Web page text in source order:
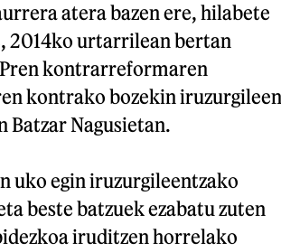
atera bazen ere, hilabete
2014ko urtarrilean bertan
kontrarreformaren
kontrako bozekin iruzurgileen
Batzar Nagusietan.
uko egin iruzurgileentzako
beste batzuek ezabatu zuten
iruditzen horrelako